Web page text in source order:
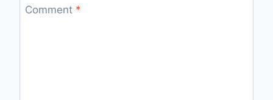
Comment *